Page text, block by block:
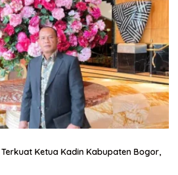
Ketua Kadin Kabupaten Bogor,